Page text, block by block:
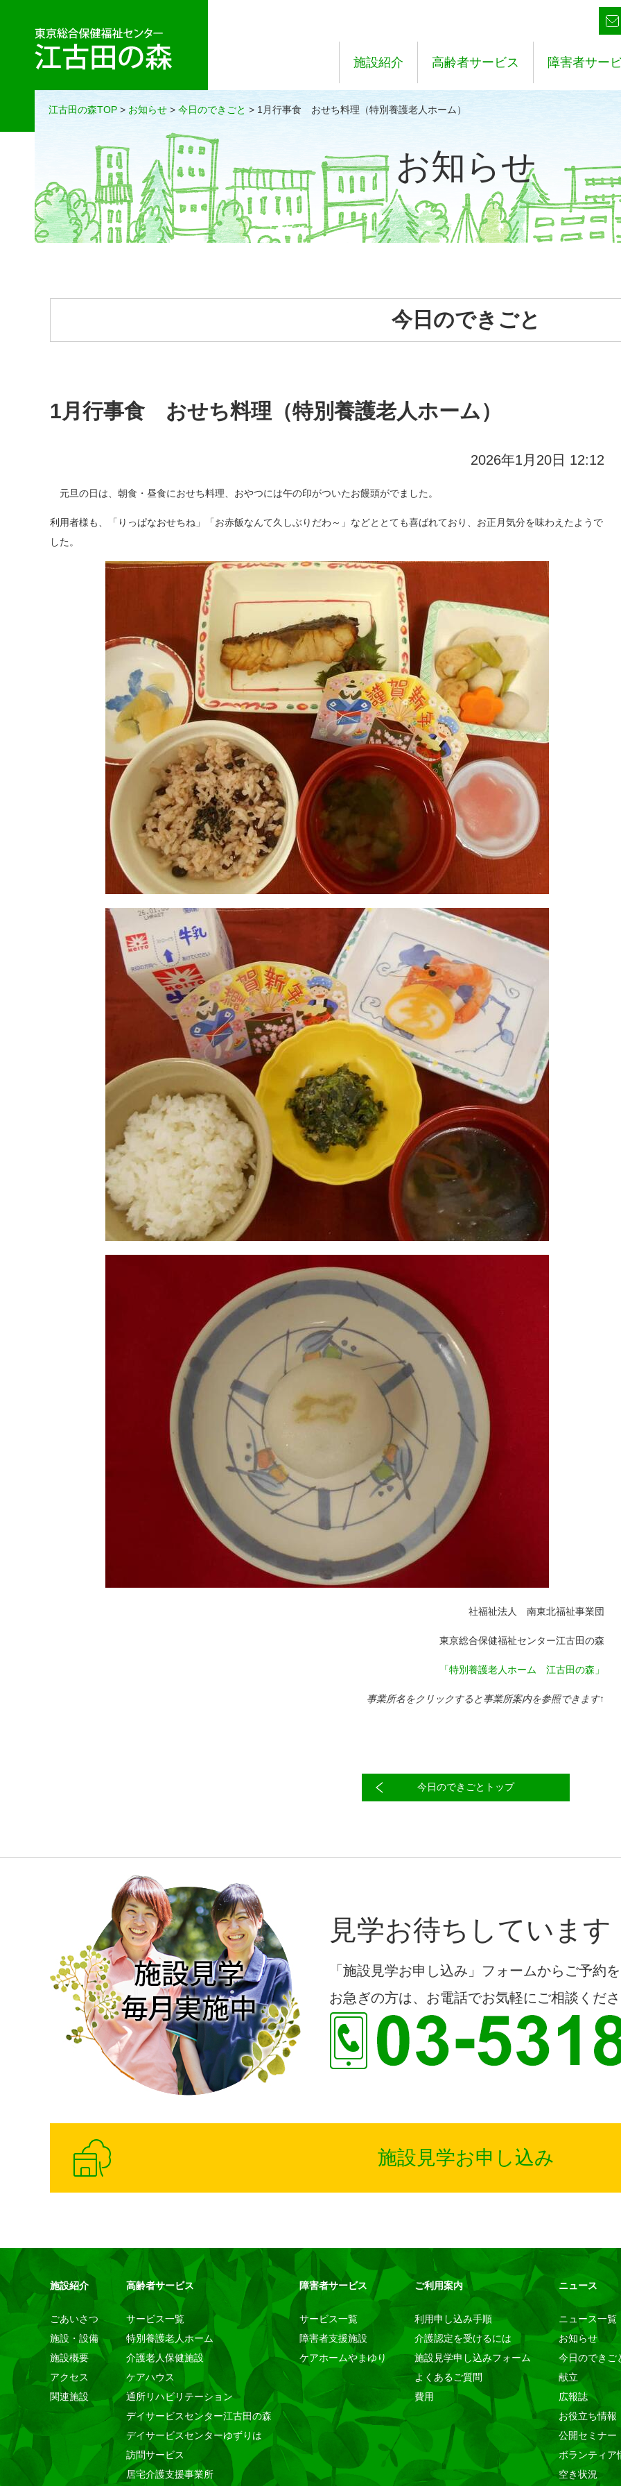
施設紹介 高齢者サービス 障害者サー
江古田の森TOP > お知らせ > 今日のできごと > 1月行事食 おせち料理（特別養護老人ホーム）
お知らせ
今日のできごと
1月行事食 おせち料理（特別養護老人ホーム）
2026年1月20日 12:12
元旦の日は、朝食・昼食におせち料理、おやつには午の印がついたお饅頭がでました。
利用者様も、「りっぱなおせちね」「お赤飯なんて久しぶりだわ～」などととても喜ばれており、お正月気分を味わえたようで
した。
社福祉法人 南東北福祉事業団
東京総合保健福祉センター江古田の森
「特別養護老人ホーム 江古田の森」
事業所名をクリックすると事業所案内を参照できます↑
今日のできごとトップ
見学お待ちしています
「施設見学お申し込み」フォームからご予約
お急ぎの方は、お電話でお気軽にご相談くださ
施設見学お申し込み
施設紹介
ごあいさつ
施設・設備
施設概要
アクセス
関連施設
高齢者サービス
サービス一覧
特別養護老人ホーム
介護老人保健施設
ケアハウス
通所リハビリテーション
デイサービスセンター江古田の森
デイサービスセンターゆずりは
訪問サービス
居宅介護支援事業所
障害者サービス
サービス一覧
障害者支援施設
ケアホームやまゆり
ご利用案内
利用申し込み手順
介護認定を受けるには
施設見学申し込みフォーム
よくあるご質問
費用
ニュース
ニュース一覧
お知らせ
今日のできご
献立
広報誌
お役立ち情報
公開セミナー
ボランティア
空き状況